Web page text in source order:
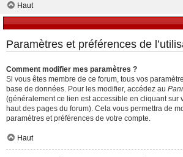
Haut
Paramètres et préférences de
Comment modifier mes paramètres ?
Si vous êtes membre de ce forum, tous vos
base de données. Pour les modifier, accédez au
(généralement ce lien est accessible en cliquant sur
haut des pages du forum). Cela vous permettra de
paramètres et préférences de votre compte.
Haut